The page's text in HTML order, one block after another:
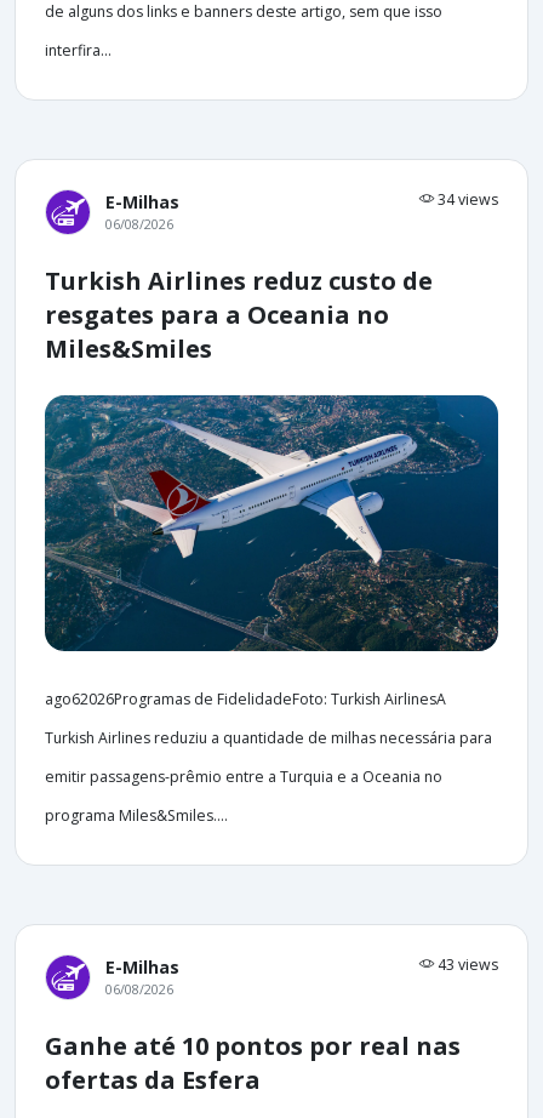
de alguns dos links e banners deste artigo, sem que isso
interfira...
E-Milhas 34 views
06/08/2026
Turkish Airlines reduz custo de
resgates para a Oceania no
Miles&Smiles
ago62026Programas de FidelidadeFoto: Turkish AirlinesA
Turkish Airlines reduziu a quantidade de milhas necessária para
emitir passagens-prêmio entre a Turquia e a Oceania no
programa Miles&Smiles....
E-Milhas 43 views
06/08/2026
Ganhe até 10 pontos por real nas
ofertas da Esfera